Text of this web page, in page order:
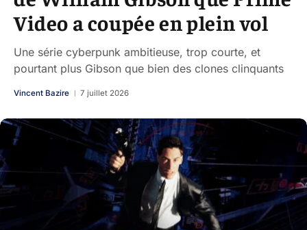
Video a coupée en plein vol
Une série cyberpunk ambitieuse, trop courte, et
pourtant plus Gibson que bien des clones clinquants
Vincent Bazire 7 juillet 2026